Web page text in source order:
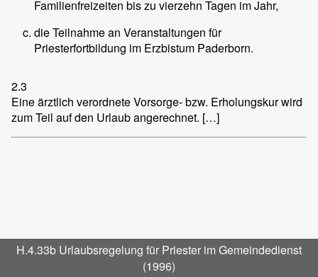
H.4.33b Urlaubsregelung für Priester im Gemeindedienst
(1996)
Familienfreizeiten bis zu vierzehn Tagen im Jahr,
die Teilnahme an Veranstaltungen für
Priesterfortbildung im Erzbistum Paderborn.
2.3
Eine ärztlich verordnete Vorsorge- bzw. Erholungskur wird
zum Teil auf den Urlaub angerechnet. […]